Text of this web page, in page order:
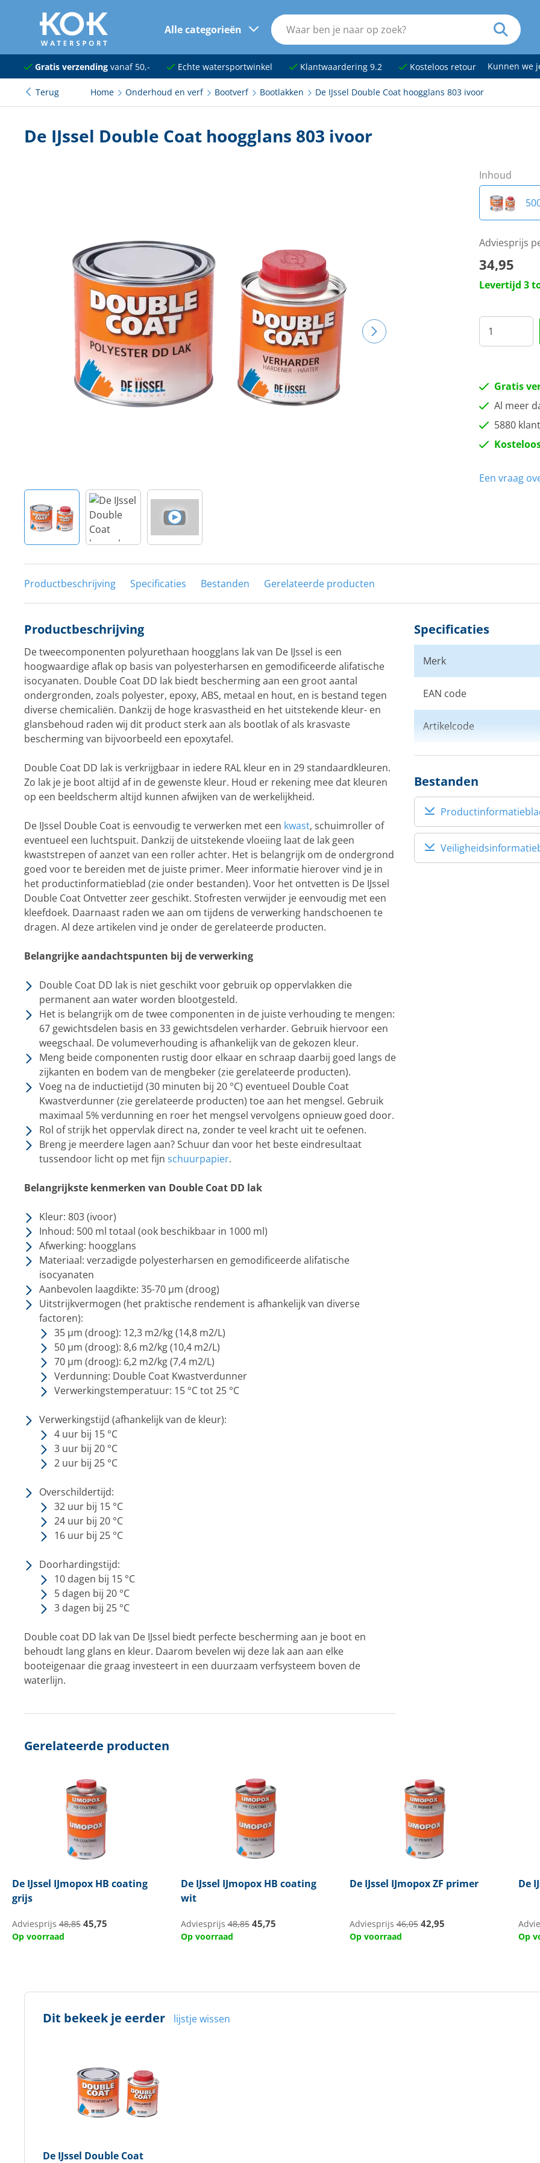
naar hoofdinhoud
Alle categorieën
Navigatie
Dekuitrusting
Onderhoud en verf
Kajuit en kombuis
Techniek en motor
Tuigage en dekbeslag
Veiligheid
Boten, toebehoren en fun
Meubels en lifestyle
Gratis verzendingvanaf 50,- Echte watersportwinkel Klantwaardering 9.2 Kosteloos retour Kunnen we
Terug Home Onderhoud en verf Bootverf Bootlakken De IJssel Double Coat hoogglans 803 ivoor
De IJssel Double Coat hoogglans 803 ivoor
Inhoud
Adviesprijs
34,95
Levertijd 3
Gratis
Al meer
5880
Een vraag
Productbeschrijving Specificaties Bestanden Gerelateerde producten
Productbeschrijving
De tweecomponenten polyurethaan hoogglans lak van De IJssel is een
hoogwaardige aflak op basis van polyesterharsen en gemodificeerde alifatische
isocyanaten. Double Coat DD lak biedt bescherming aan een groot aantal
ondergronden, zoals polyester, epoxy, ABS, metaal en hout, en is bestand tegen
diverse chemicaliën. Dankzij de hoge krasvastheid en het uitstekende kleur- en
glansbehoud raden wij dit product sterk aan als bootlak of als krasvaste
bescherming van bijvoorbeeld een epoxytafel.
Double Coat DD lak is verkrijgbaar in iedere RAL kleur en in 29 standaardkleuren.
Zo lak je je boot altijd af in de gewenste kleur. Houd er rekening mee dat kleuren
op een beeldscherm altijd kunnen afwijken van de werkelijkheid.
De IJssel Double Coat is eenvoudig te verwerken met een kwast, schuimroller of
eventueel een luchtspuit. Dankzij de uitstekende vloeiing laat de lak geen
kwaststrepen of aanzet van een roller achter. Het is belangrijk om de ondergrond
goed voor te bereiden met de juiste primer. Meer informatie hierover vind je in
het productinformatieblad (zie onder bestanden). Voor het ontvetten is De IJssel
Double Coat Ontvetter zeer geschikt. Stofresten verwijder je eenvoudig met een
kleefdoek. Daarnaast raden we aan om tijdens de verwerking handschoenen te
dragen. Al deze artikelen vind je onder de gerelateerde producten.
Belangrijke aandachtspunten bij de verwerking
Double Coat DD lak is niet geschikt voor gebruik op oppervlakken die
permanent aan water worden blootgesteld.
Het is belangrijk om de twee componenten in de juiste verhouding te mengen:
67 gewichtsdelen basis en 33 gewichtsdelen verharder. Gebruik hiervoor een
weegschaal. De volumeverhouding is afhankelijk van de gekozen kleur.
Meng beide componenten rustig door elkaar en schraap daarbij goed langs de
zijkanten en bodem van de mengbeker (zie gerelateerde producten).
Voeg na de inductietijd (30 minuten bij 20 °C) eventueel Double Coat
Kwastverdunner (zie gerelateerde producten) toe aan het mengsel. Gebruik
maximaal 5% verdunning en roer het mengsel vervolgens opnieuw goed door.
Rol of strijk het oppervlak direct na, zonder te veel kracht uit te oefenen.
Breng je meerdere lagen aan? Schuur dan voor het beste eindresultaat
tussendoor licht op met fijn schuurpapier.
Belangrijkste kenmerken van Double Coat DD lak
Kleur: 803 (ivoor)
Inhoud: 500 ml totaal (ook beschikbaar in 1000 ml)
Afwerking: hoogglans
Materiaal: verzadigde polyesterharsen en gemodificeerde alifatische
isocyanaten
Aanbevolen laagdikte: 35-70 µm (droog)
Uitstrijkvermogen (het praktische rendement is afhankelijk van diverse
factoren):
35 µm (droog): 12,3 m2/kg (14,8 m2/L)
50 µm (droog): 8,6 m2/kg (10,4 m2/L)
70 µm (droog): 6,2 m2/kg (7,4 m2/L)
Verdunning: Double Coat Kwastverdunner
Verwerkingstemperatuur: 15 °C tot 25 °C
Verwerkingstijd (afhankelijk van de kleur):
4 uur bij 15 °C
3 uur bij 20 °C
2 uur bij 25 °C
Overschildertijd:
32 uur bij 15 °C
24 uur bij 20 °C
16 uur bij 25 °C
Doorhardingstijd:
10 dagen bij 15 °C
5 dagen bij 20 °C
3 dagen bij 25 °C
Double coat DD lak van De IJssel biedt perfecte bescherming aan je boot en
behoudt lang glans en kleur. Daarom bevelen wij deze lak aan aan elke
booteigenaar die graag investeert in een duurzaam verfsysteem boven de
waterlijn.
Specificaties
Merk
EAN code
Artikelcode
Kleur
Bestanden
Gerelateerde producten
De IJssel IJmopox HB coating
grijs
Adviesprijs48,85 45,75
Op voorraad
De IJssel IJmopox HB coating
wit
Adviesprijs48,85 45,75
Op voorraad
De IJssel IJmopox ZF primer
Adviesprijs46,05 42,95
Op voorraad
De
Op
Dit bekeek je eerder lijstje wissen
De IJssel Double Coat